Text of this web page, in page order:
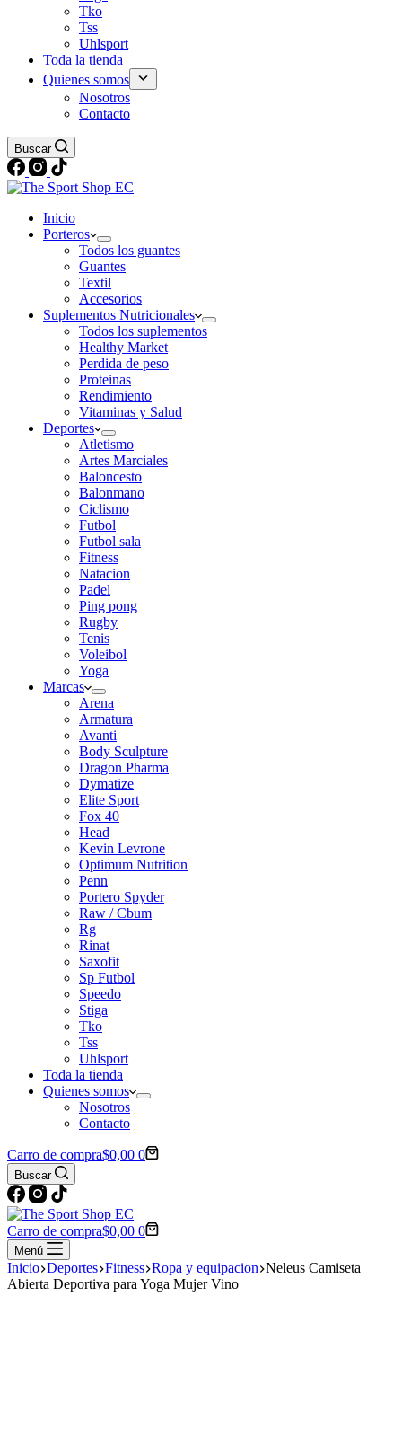
Tko
Tss
Uhlsport
Toda la tienda
Quienes somos
Nosotros
Contacto
Buscar
Inicio
Porteros
Todos los guantes
Guantes
Textil
Accesorios
Suplementos Nutricionales
Todos los suplementos
Healthy Market
Perdida de peso
Proteinas
Rendimiento
Vitaminas y Salud
Deportes
Atletismo
Artes Marciales
Baloncesto
Balonmano
Ciclismo
Futbol
Futbol sala
Fitness
Natacion
Padel
Ping pong
Rugby
Tenis
Voleibol
Yoga
Marcas
Arena
Armatura
Avanti
Body Sculpture
Dragon Pharma
Dymatize
Elite Sport
Fox 40
Head
Kevin Levrone
Optimum Nutrition
Penn
Portero Spyder
Raw / Cbum
Rg
Rinat
Saxofit
Sp Futbol
Speedo
Stiga
Tko
Tss
Uhlsport
Toda la tienda
Quienes somos
Nosotros
Contacto
Carro de compra$0,00 0
Buscar
Carro de compra$0,00 0
Menú
Inicio Deportes Fitness Ropa y equipacion Neleus Camiseta
Abierta Deportiva para Yoga Mujer Vino